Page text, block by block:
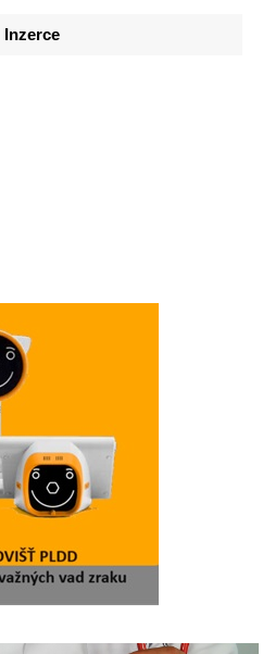
Inzerce